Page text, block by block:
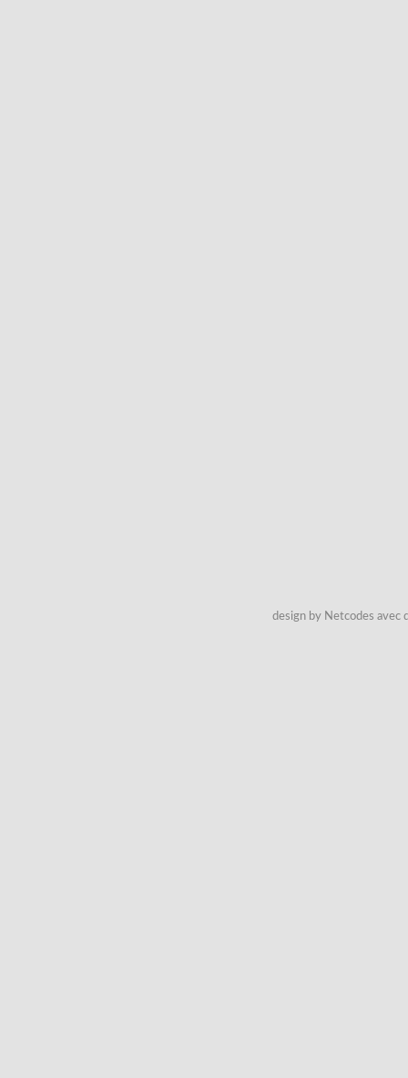
design by Netcodes avec